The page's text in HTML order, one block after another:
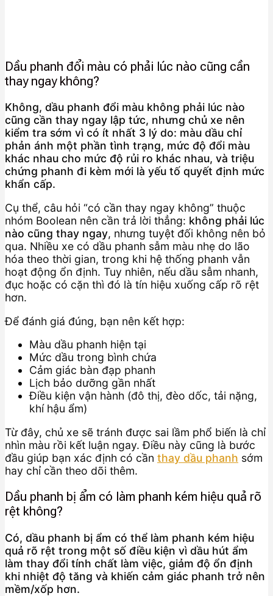
Dầu phanh đổi màu có phải lúc nào cũng cần
thay ngay không?
Không, dầu phanh đổi màu không phải lúc nào
cũng cần thay ngay lập tức, nhưng chủ xe nên
kiểm tra sớm vì có ít nhất 3 lý do: màu dầu chỉ
phản ánh một phần tình trạng, mức độ đổi màu
khác nhau cho mức độ rủi ro khác nhau, và triệu
chứng phanh đi kèm mới là yếu tố quyết định mức
khẩn cấp.
Cụ thể, câu hỏi “có cần thay ngay không” thuộc
nhóm Boolean nên cần trả lời thẳng: không phải lúc
nào cũng thay ngay, nhưng tuyệt đối không nên bỏ
qua. Nhiều xe có dầu phanh sẫm màu nhẹ do lão
hóa theo thời gian, trong khi hệ thống phanh vẫn
hoạt động ổn định. Tuy nhiên, nếu dầu sẫm nhanh,
đục hoặc có cặn thì đó là tín hiệu xuống cấp rõ rệt
hơn.
Để đánh giá đúng, bạn nên kết hợp:
Màu dầu phanh hiện tại
Mức dầu trong bình chứa
Cảm giác bàn đạp phanh
Lịch bảo dưỡng gần nhất
Điều kiện vận hành (đô thị, đèo dốc, tải nặng,
khí hậu ẩm)
Từ đây, chủ xe sẽ tránh được sai lầm phổ biến là chỉ
nhìn màu rồi kết luận ngay. Điều này cũng là bước
đầu giúp bạn xác định có cần thay dầu phanh sớm
hay chỉ cần theo dõi thêm.
Dầu phanh bị ẩm có làm phanh kém hiệu quả rõ
rệt không?
Có, dầu phanh bị ẩm có thể làm phanh kém hiệu
quả rõ rệt trong một số điều kiện vì dầu hút ẩm
làm thay đổi tính chất làm việc, giảm độ ổn định
khi nhiệt độ tăng và khiến cảm giác phanh trở nên
mềm/xốp hơn.